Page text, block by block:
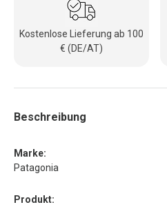
Kostenlose Lieferung ab 100
€ (DE/AT)
Beschreibung
Marke:
Patagonia
Produkt: